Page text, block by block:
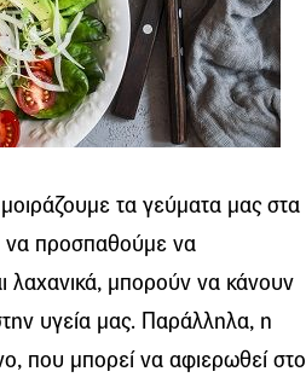
τα γεύματα μας στα
να προσπαθούμε να
λαχανικά, μπορούν να κάνουν
υγεία μας. Παράλληλα, η
που μπορεί να αφιερωθεί στο